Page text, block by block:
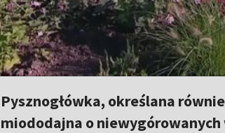
Pysznogłówka, określana
miododajna o